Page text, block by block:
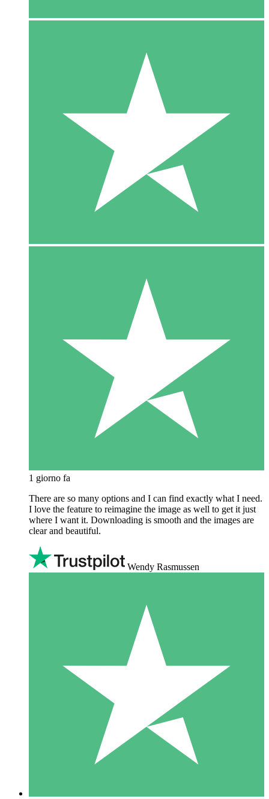
1 giorno fa
There are so many options and I can find exactly what I need.
I love the feature to reimagine the image as well to get it just
where I want it. Downloading is smooth and the images are
clear and beautiful.
Wendy Rasmussen